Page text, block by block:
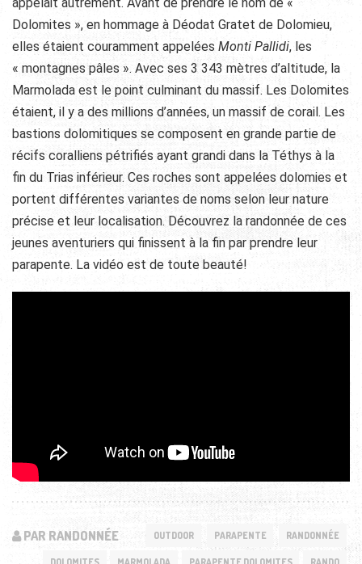
Dolomites », en hommage à Déodat Gratet de Dolomieu,
elles étaient couramment appelées Monti Pallidi, les
« montagnes pâles ». Avec ses 3 343 mètres d’altitude, la
Marmolada est le point culminant du massif. Les Dolomites
étaient, il y a des millions d’années, un massif de corail. Les
bastions dolomitiques se composent en grande partie de
récifs coralliens pétrifiés ayant grandi dans la Téthys à la
fin du Trias inférieur. Ces roches sont appelées dolomies et
portent différentes variantes de noms selon leur nature
précise et leur localisation. Découvrez la randonnée de ces
jeunes aventuriers qui finissent à la fin par prendre leur
parapente. La vidéo est de toute beauté!
PAR RANDONNÉE OUTDOOR PARAPENTE RANDONNÉE